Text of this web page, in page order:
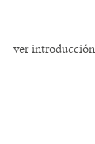
ver introducción